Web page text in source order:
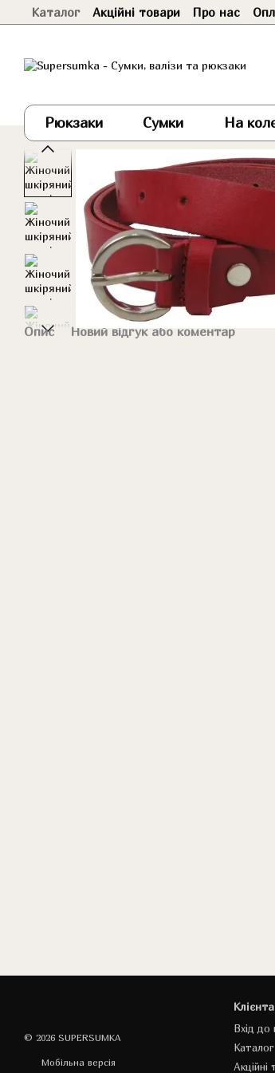
Перейти до основного контенту
Каталог Акційні товари Про нас
Рюкзаки Сумки На
Опис Новий відгук або коментар
© 2026 SUPERSUMKA
Мобільна версія
Вхід до
Каталог
Акційні